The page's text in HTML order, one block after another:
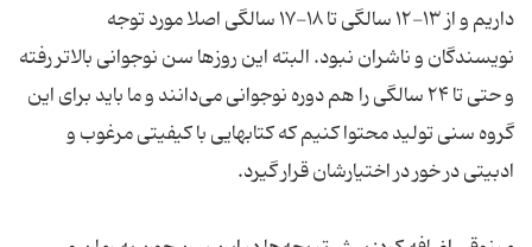
داریم و از ۱۳-۱۲ سالگی تا ۱۸-۱۷ سالگی اصلا مورد توجه
نویسندگان و ناشران نبود. البته این روزها سن نوجوانی بالاتر رفته
و حتی تا ۲۴ سالگی را هم دوره نوجوانی می‌دانند و ما باید برای این
گروه سنی تولید محتوا کنیم که کتابهایی با کیفیتی مرغوب و
ادبیتی در خور در اختیارشان قرار گیرد.